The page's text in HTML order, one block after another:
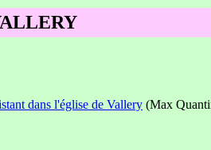
dans l'église de Vallery (Max